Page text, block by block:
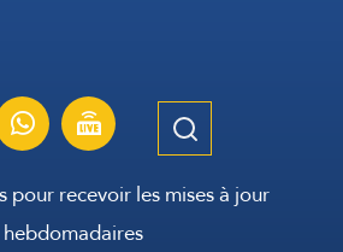
pour recevoir les mises à jour
hebdomadaires